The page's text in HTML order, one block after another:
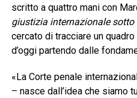
scritto a quattro mani con
giustizia internazionale sotto
cercato di tracciare un
d’oggi partendo dalle
«La Corte penale
– nasce dall’idea che siamo